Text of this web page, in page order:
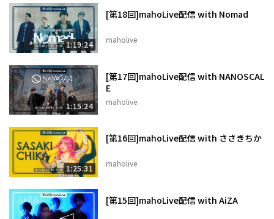
1:19:24
[第18回]mahoLive配信 with Nomad
maholive
1:15:24
[第17回]mahoLive配信 with NANOSCAL
E
maholive
1:25:31
[第16回]mahoLive配信 with ささきちか
maholive
[第15回]mahoLive配信 with AiZA